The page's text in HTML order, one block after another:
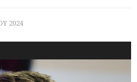
2024